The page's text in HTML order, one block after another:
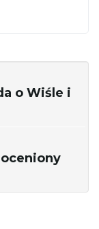
o Wiśle i